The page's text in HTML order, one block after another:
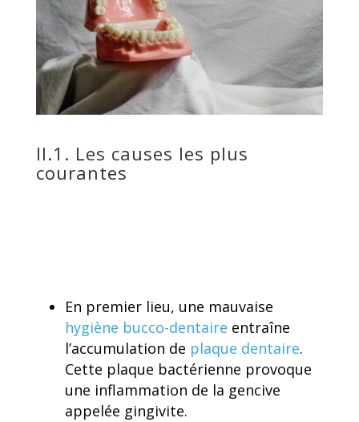
II.1. Les causes les plus
courantes
En premier lieu, une mauvaise
hygiène bucco-dentaire entraîne
l’accumulation de plaque dentaire.
Cette plaque bactérienne provoque
une inflammation de la gencive
appelée gingivite.